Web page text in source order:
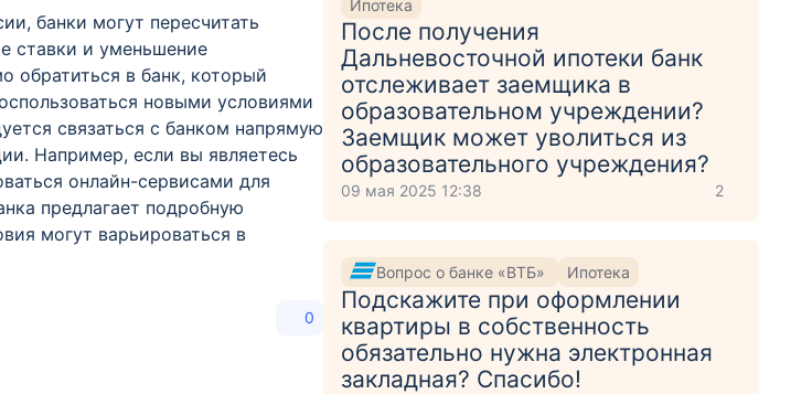
банки могут пересчитать
ставки и уменьшение
обратиться в банк, который
новыми условиями
связаться с банком напрямую
Например, если вы являетесь
онлайн-сервисами для
предлагает подробную
могут варьироваться в
0
Ипотека
После получения
Дальневосточной ипотеки банк
отслеживает заемщика в
образовательном учреждении?
Заемщик может уволиться из
образовательного учреждения?
09 мая 2025 12:38 2
Вопрос о банке «ВТБ» Ипотека
Подскажите при оформлении
квартиры в собственность
обязательно нужна электронная
закладная? Спасибо!